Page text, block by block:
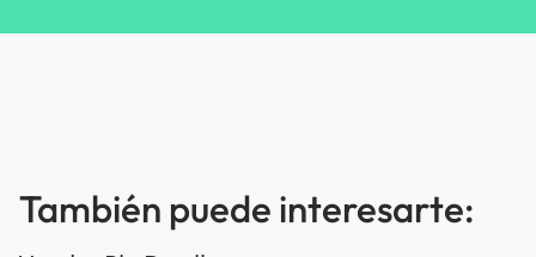
También puede interesarte: